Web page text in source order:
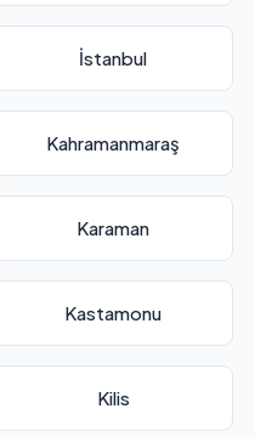
İstanbul
Kahramanmaraş
Karaman
Kastamonu
Kilis